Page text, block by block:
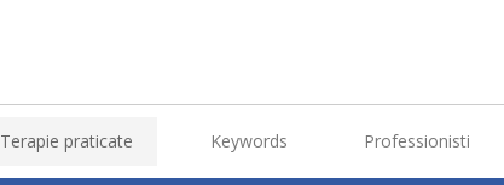
Terapie praticate Keywords Professionisti